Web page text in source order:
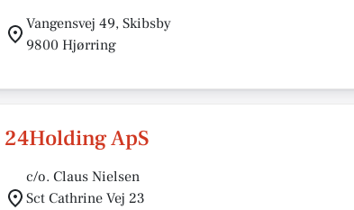
Vangensvej 49, Skibsby
9800 Hjørring
24Holding ApS
c/o. Claus Nielsen
Sct Cathrine Vej 23